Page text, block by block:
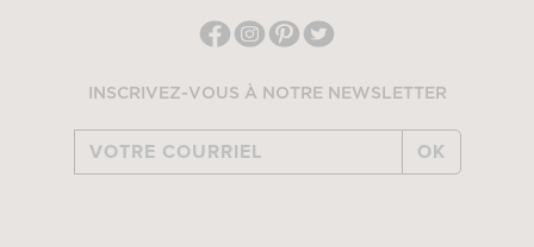
INSCRIVEZ-VOUS À NOTRE NEWSLETTER
OK